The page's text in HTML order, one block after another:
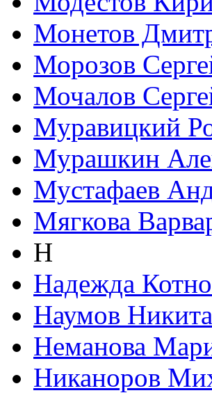
Монетов
Морозов
Мочалов
Муравицкий
Мурашкин
Мустафаев
Мягкова
Н
Надежда
Наумов Никита
Неманова
Никаноров